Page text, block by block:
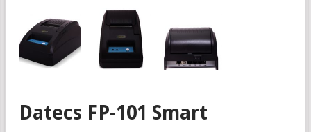
Datecs FP-101 Smart